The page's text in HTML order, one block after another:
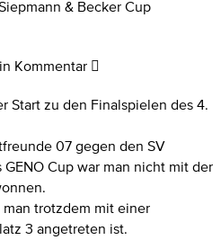
& Becker Cup
Kommentar 
Start zu den Finalspielen des 4.
07 gegen den SV
Cup war man nicht mit der
trotzdem mit einer
3 angetreten ist.